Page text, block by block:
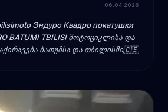
06.04.2026
Эндуро Квадро покатушки
TBILISI მოტოციკლისა და
ბათუმსა და თბილისში🇬🇪